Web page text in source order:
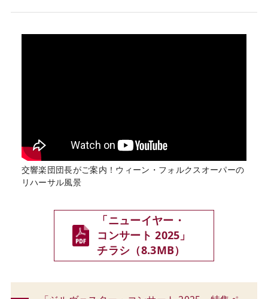
交響楽団団長がご案内！ウィーン・フォルクスオーパーの
リハーサル風景
「ニューイヤー・
コンサート 2025」
チラシ（8.3MB）